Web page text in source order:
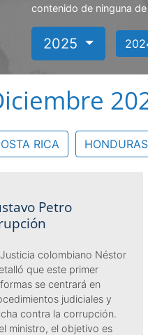
contenido de ninguna
2025
RICA HONDURAS
Petro
colombiano Néstor
que este primer
se centrará en
judiciales y
contra la corrupción.
ministro, el objetivo es